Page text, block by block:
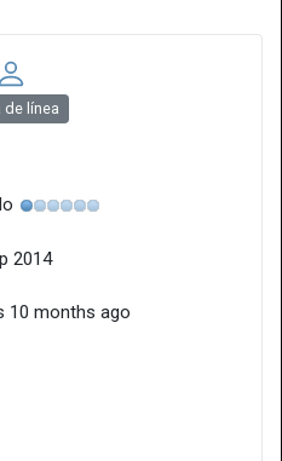
de línea
2014
10 months ago